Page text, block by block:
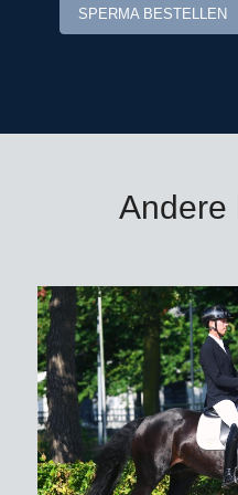
Coloudina (v.
halfzus
bracht de via de
springer Eurostar
De vierde moeder
Almhügel III) is
team-Olympisch
Askan/Gerd
Chacoon Blue:
SPERMA BESTELLEN
Andere